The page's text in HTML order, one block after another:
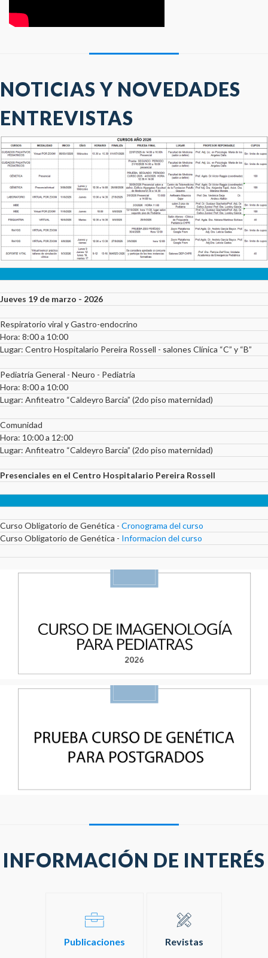
NOTICIAS Y NOVEDADES
ENTREVISTAS
Jueves 19 de marzo - 2026
Respiratorio viral y Gastro-endocrino
Hora: 8:00 a 10:00
Lugar: Centro Hospitalario Pereira Rossell - salones Clínica “C” y “B”
Pediatría General - Neuro - Pediatría
Hora: 8:00 a 10:00
Lugar: Anfiteatro “Caldeyro Barcia” (2do piso maternidad)
Comunidad
Hora: 10:00 a 12:00
Lugar: Anfiteatro “Caldeyro Barcia” (2do piso maternidad)
Presenciales en el Centro Hospitalario Pereira Rossell
Curso Obligatorio de Genética - Cronograma del curso
Curso Obligatorio de Genética - Informacion del curso
INFORMACIÓN DE INTERÉS
Publicaciones Revistas